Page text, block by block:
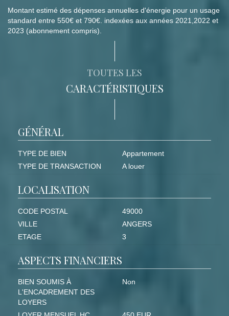
Montant estimé des dépenses annuelles d'énergie pour un usage
standard entre 550€ et 790€. indexées aux années 2021,2022 et
2023 (abonnement compris).
TOUTES LES
CARACTÉRISTIQUES
GÉNÉRAL
TYPE DE BIEN
Appartement
TYPE DE TRANSACTION
A louer
LOCALISATION
CODE POSTAL
49000
VILLE
ANGERS
ETAGE
3
ASPECTS FINANCIERS
BIEN SOUMIS À
L'ENCADREMENT DES
LOYERS
Non